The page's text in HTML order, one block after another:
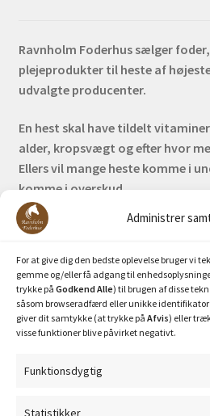
Administrer
For at give dig den bedste oplevelse bruger vi
gemme og/eller få adgang til
trykke på Godkend Alle) til brugen af disse
såsom browseradfærd eller unikke
giver dit samtykke (at trykke på Afvis) eller
visse funktioner blive påvirket negativt.
Funktionsdygtig
Statistikker
Ravnholm Foderhus sælger
plejeprodukter til heste af
udvalgte producenter.
En hest skal have tildelt
alder, kropsvægt og efter hvor
Ellers vil mange heste komme i
komme i overskud.
Bank: Nordea / Reg: 2413 Konto nr.
Privatlivspolitik